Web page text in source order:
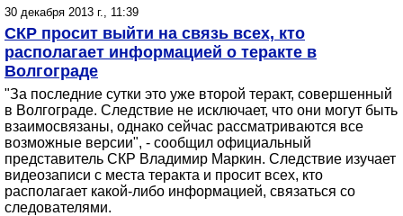
30 декабря 2013 г., 11:39
СКР просит выйти на связь всех, кто
располагает информацией о теракте в
Волгограде
"За последние сутки это уже второй теракт, совершенный
в Волгограде. Следствие не исключает, что они могут быть
взаимосвязаны, однако сейчас рассматриваются все
возможные версии", - сообщил официальный
представитель СКР Владимир Маркин. Следствие изучает
видеозаписи с места теракта и просит всех, кто
располагает какой-либо информацией, связаться со
следователями.